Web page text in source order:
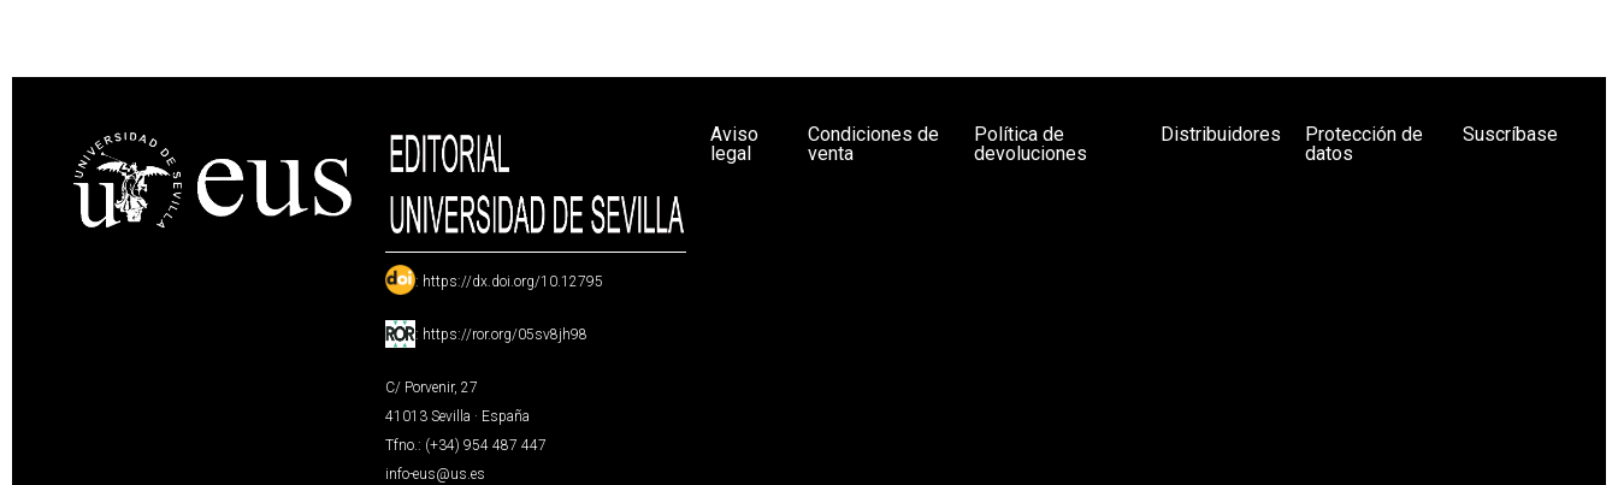
: https://dx.doi.org/10.12795
: https://ror.org/05sv8jh98
C/ Porvenir, 27
41013 Sevilla · España
Tfno.: (+34) 954 487 447
info-eus@us.es
Aviso
legal
Condiciones de
venta
Política de
devoluciones
Distribuidores
Protección de
datos
Suscríbase